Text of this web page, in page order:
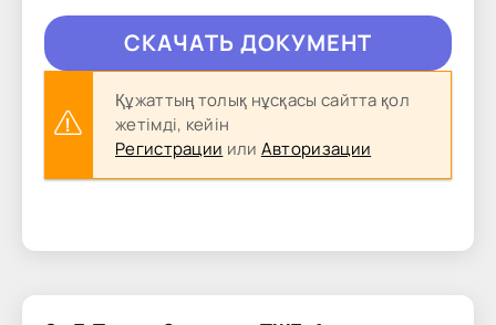
CКAЧAТЬ ДОКУМЕНТ
Құжаттың толық нұсқасы сайтта қол
жетімді, кейін
Регистрации или Авторизации